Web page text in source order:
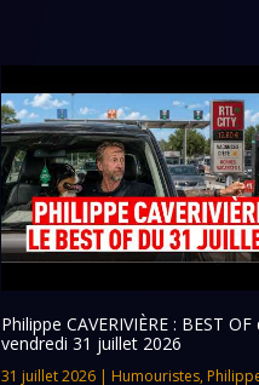
Philippe CAVERIVIÈRE : BEST OF
vendredi 31 juillet 2026
31 juillet 2026| Humouristes,